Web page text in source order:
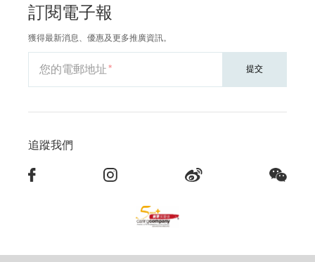
訂閱電子報
獲得最新消息、優惠及更多推廣資訊。
您的電郵地址 提交
追蹤我們